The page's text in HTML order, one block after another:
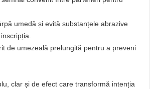
umedă și evită substanțele abrazive
de umezeală prelungită pentru a preveni
clar și de efect care transformă intenția